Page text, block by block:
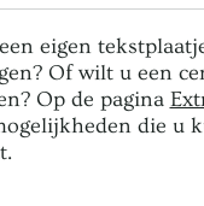
eigen
Of wilt u een
Op de pagina
die u